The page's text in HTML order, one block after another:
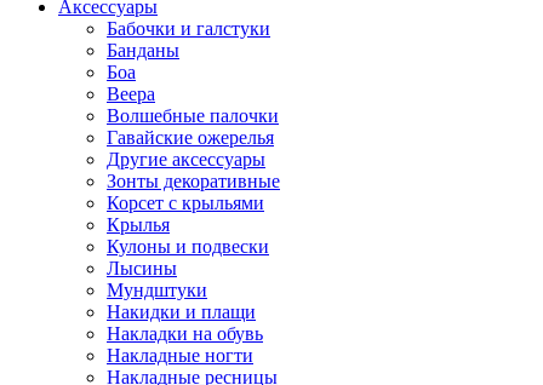
Аксессуары
Бабочки и галстуки
Банданы
Боа
Веера
Волшебные палочки
Гавайские ожерелья
Другие аксессуары
Зонты декоративные
Корсет с крыльями
Крылья
Кулоны и подвески
Лысины
Мундштуки
Накидки и плащи
Накладки на обувь
Накладные ногти
Накладные ресницы